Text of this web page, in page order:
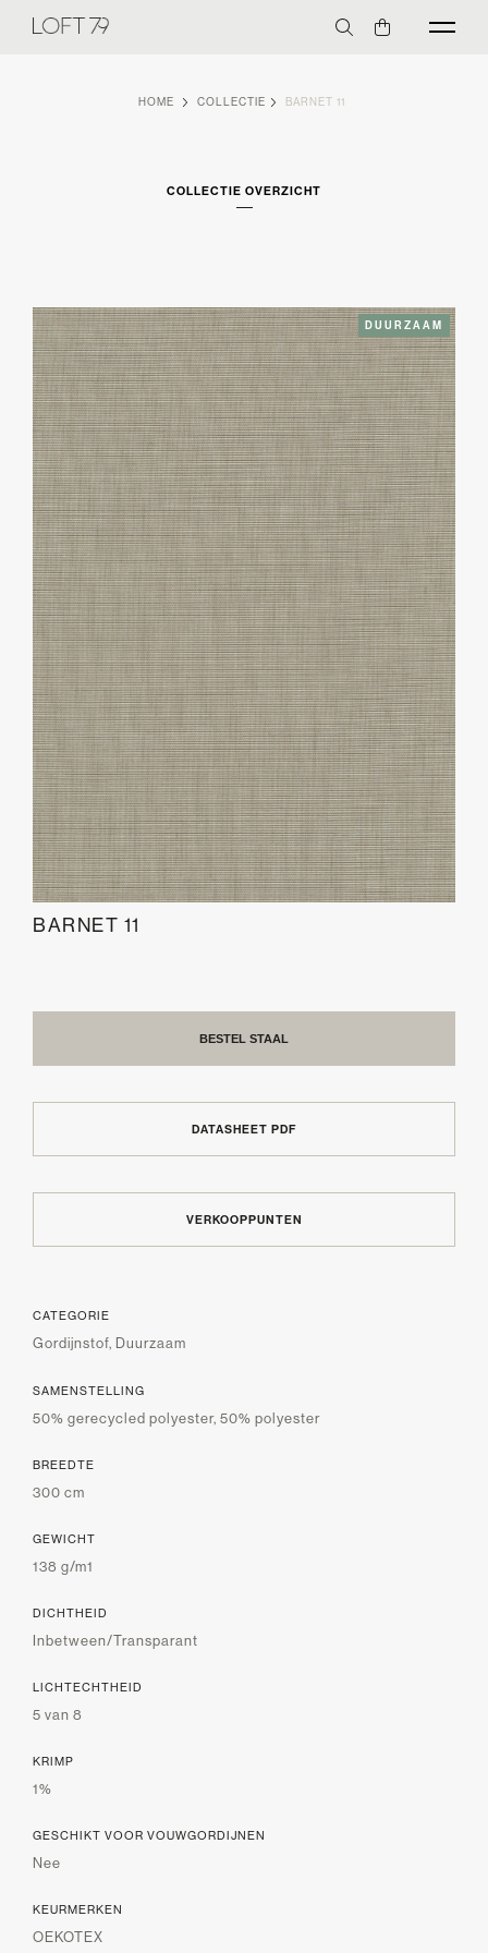
HOME COLLECTIE BARNET 11
COLLECTIE OVERZICHT
DUURZAAM
BARNET 11
BESTEL STAAL
DATASHEET PDF
VERKOOPPUNTEN
CATEGORIE
Gordijnstof, Duurzaam
SAMENSTELLING
50% gerecycled polyester, 50% polyester
BREEDTE
300 cm
GEWICHT
138 g/m1
DICHTHEID
Inbetween/Transparant
LICHTECHTHEID
5 van 8
KRIMP
1%
GESCHIKT VOOR VOUWGORDIJNEN
Nee
KEURMERKEN
OEKOTEX